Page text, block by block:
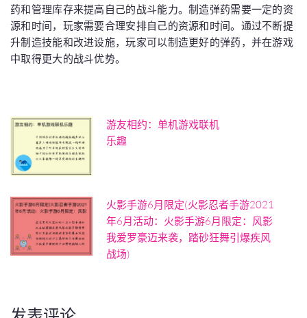
药和管理库存来提高自己的战斗能力。制造弹药需要一定的资
源和时间，玩家需要合理安排自己的资源和时间。通过不断提
升制造技能和改进设施，玩家可以制造更好的弹药，并在游戏
中取得更大的战斗优势。
游友相约：单机游戏联机
乐趣
火影手游6月限定(火影忍者手游2021
年6月活动：火影手游6月限定：风影
我爱罗豪迈来袭，踏砂狂舞引爆疾风
战场)